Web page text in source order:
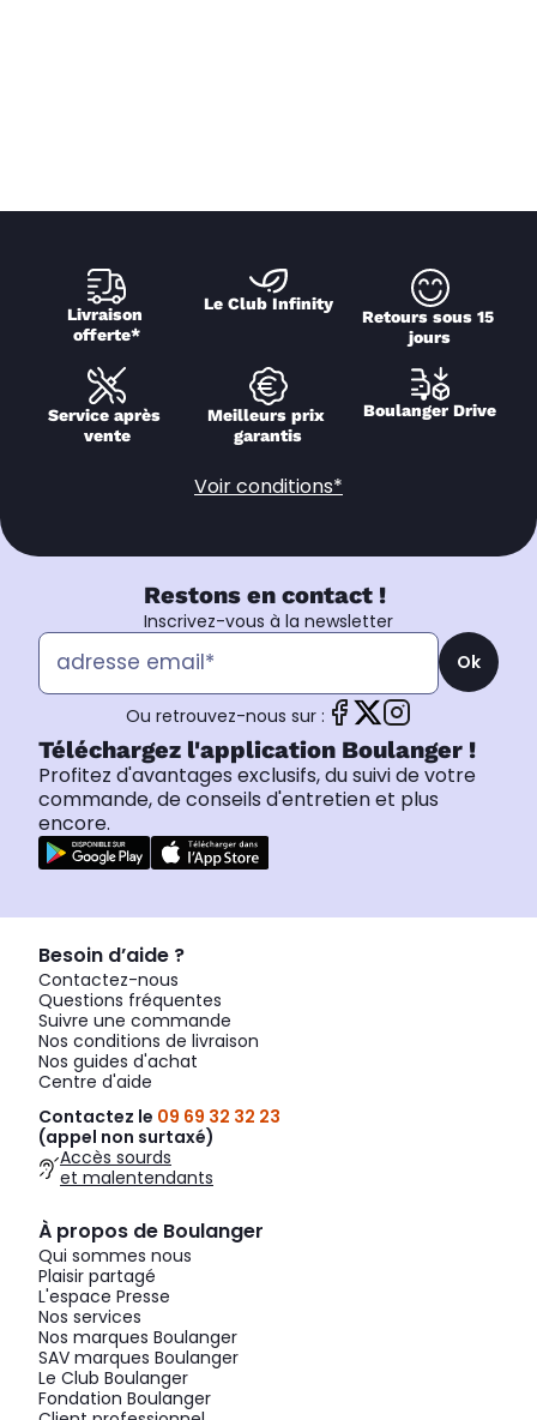
Livraison
offerte*
Le Club Infinity
Retours sous 15
jours
Service après
vente
Meilleurs prix
garantis
Boulanger Drive
Voir conditions*
Restons en contact !
Inscrivez-vous à la newsletter
Ok
Ou retrouvez-nous sur :
Téléchargez l'application Boulanger !
Profitez d'avantages exclusifs, du suivi de votre
commande, de conseils d'entretien et plus
encore.
Besoin d’aide ?
Contactez-nous
Questions fréquentes
Suivre une commande
Nos conditions de livraison
Nos guides d'achat
Centre d'aide
Contactez le 09 69 32 32 23
(appel non surtaxé)
Accès sourds
et malentendants
À propos de Boulanger
Qui sommes nous
Plaisir partagé
L'espace Presse
Nos services
Nos marques Boulanger
SAV marques Boulanger
Le Club Boulanger
Fondation Boulanger